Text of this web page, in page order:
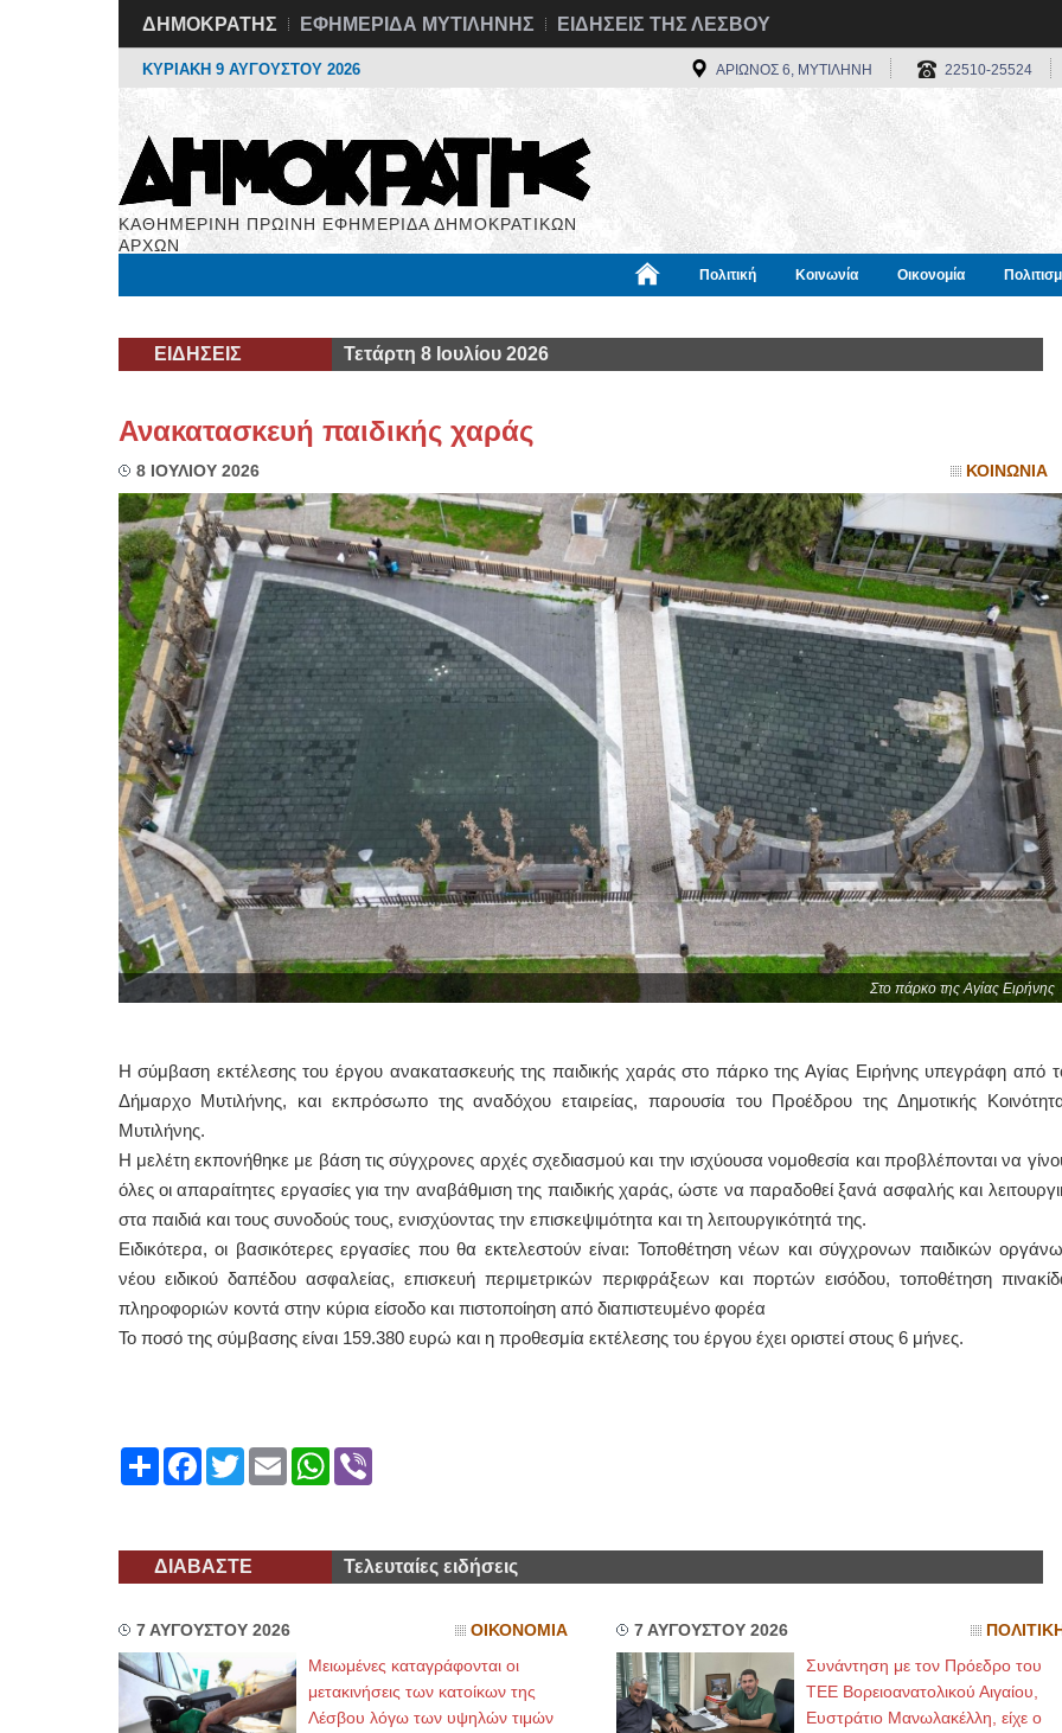
ΔΗΜΟΚΡΑΤΗΣ ΕΦΗΜΕΡΙΔΑ ΜΥΤΙΛΗΝΗΣ ΕΙΔΗΣΕΙΣ ΤΗΣ ΛΕΣΒΟΥ
ΚΥΡΙΑΚΗ 9 ΑΥΓΟΥΣΤΟΥ 2026 ΑΡΙΩΝΟΣ 6, ΜΥΤΙΛΗΝΗ 22510-25524
ΚΑΘΗΜΕΡΙΝΗ ΠΡΩΙΝΗ ΕΦΗΜΕΡΙΔΑ ΔΗΜΟΚΡΑΤΙΚΩΝ
ΑΡΧΩΝ
Πολιτική Κοινωνία Οικονομία
ΕΙΔΗΣΕΙΣ Τετάρτη 8 Ιουλίου 2026
Ανακατασκευή παιδικής χαράς
8 ΙΟΥΛΙΟΥ 2026 ΚΟΙΝΩΝΙΑ
Στο πάρκο της Αγίας Ειρήνης
Η σύμβαση εκτέλεσης του έργου ανακατασκευής της παιδικής χαράς στο πάρκο της Αγίας Ειρήνης υπεγράφη από
Δήμαρχο Μυτιλήνης, και εκπρόσωπο της αναδόχου εταιρείας, παρουσία του Προέδρου της Δημοτικής
Μυτιλήνης.
Η μελέτη εκπονήθηκε με βάση τις σύγχρονες αρχές σχεδιασμού και την ισχύουσα νομοθεσία και προβλέπονται να
όλες οι απαραίτητες εργασίες για την αναβάθμιση της παιδικής χαράς, ώστε να παραδοθεί ξανά ασφαλής και
στα παιδιά και τους συνοδούς τους, ενισχύοντας την επισκεψιμότητα και τη λειτουργικότητά της.
Ειδικότερα, οι βασικότερες εργασίες που θα εκτελεστούν είναι: Τοποθέτηση νέων και σύγχρονων παιδικών
νέου ειδικού δαπέδου ασφαλείας, επισκευή περιμετρικών περιφράξεων και πορτών εισόδου, τοποθέτηση
πληροφοριών κοντά στην κύρια είσοδο και πιστοποίηση από διαπιστευμένο φορέα
Το ποσό της σύμβασης είναι 159.380 ευρώ και η προθεσμία εκτέλεσης του έργου έχει οριστεί στους 6 μήνες.
ShareFacebook
TwitterEmailWhatsApp
Viber
ΔΙΑΒΑΣΤΕ Τελευταίες ειδήσεις
7 ΑΥΓΟΥΣΤΟΥ 2026 ΟΙΚΟΝΟΜΙΑ
Μειωμένες καταγράφονται οι
μετακινήσεις των κατοίκων της
Λέσβου λόγω των υψηλών τιμών
7 ΑΥΓΟΥΣΤΟΥ 2026 ΠΟΛΙΤΙΚΗ
Συνάντηση με τον Πρόεδρο του
ΤΕΕ Βορειοανατολικού Αιγαίου,
Ευστράτιο Μανωλακέλλη, είχε ο
ΙΩΑΝΝΗΣ Α. ΜΑΛΛΙΑΣ
ΧΕΙΡΟΥΡΓΟΣ
ΟΦΘΑΛΜΙΑΤΡΟΣ
Διδάκτωρ Ιατρικής Σχολής
Πανεπιστημίου Αθηνών
Καλλιπόλεως 3,Νέα Σμύρνη,
Καβέτσου 10, Μυτιλήνη, τηλ:
2251038065